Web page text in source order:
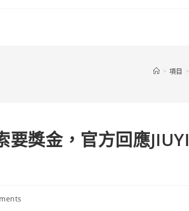
> 項目 >
獎金，官方回應JIUYI